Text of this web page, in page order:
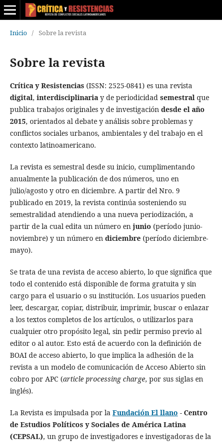
Inicio / Sobre la revista
Sobre la revista
Crítica y Resistencias(ISSN: 2525-0841) es una revista
digital, interdisciplinariay de periodicidad semestralque
publica trabajos originales y de investigación desde el año
2015, orientados al debate y análisis sobre problemas y
conflictos sociales urbanos, ambientales y del trabajo en el
contexto latinoamericano.
La revista es semestral desde su inicio, cumplimentando
anualmente la publicación de dos números, uno en
julio/agosto y otro en diciembre. A partir del Nro. 9
publicado en 2019, la revista continúa sosteniendo su
semestralidad atendiendo a una nueva periodización, a
partir de la cual edita un número en junio (período junio-
noviembre) y un número en diciembre(período diciembre-
mayo).
Se trata de una revista de acceso abierto, lo que significa que
todo el contenido está disponible de forma gratuita y sin
cargo para el usuario o su institución. Los usuarios pueden
leer, descargar, copiar, distribuir, imprimir, buscar o enlazar
a los textos completos de los artículos, o utilizarlos para
cualquier otro propósito legal, sin pedir permiso previo al
editor o al autor. Esto está de acuerdo con la definición de
BOAI de acceso abierto, lo que implica la adhesión de la
revista a un modelo de comunicación de Acceso Abierto sin
cobro por APC (article processing charge, por sus siglas en
inglés).
La Revista es impulsada por la Fundación El llano - Centro
de Estudios Políticos y Sociales de América Latina
(CEPSAL), un grupo de investigadores e investigadoras de la